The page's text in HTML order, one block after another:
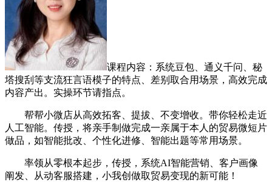
课程内容：系统豆包、通义千问、秘
塔搜刮等支流狂言语模子的特点、差别取合用场景，高效完成
内容产出。实操环节请指点。
帮帮小微店从高效拓客、提拔、不变增收。带你轻松走近
人工智能。传授，将亲手制做完成一亲属于本人的贸易微短片
做品，如智能批改、个性化进修、智能出题等常用场景。
率领从零根本起步，传授，系统AI智能营销、客户画像
阐发、从动客服搭建，小我创做取贸易变现的新可能！